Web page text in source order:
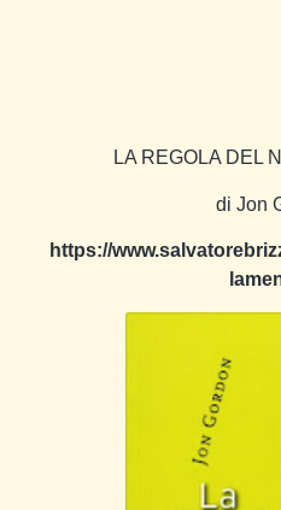
LA REGOLA DEL
di Jon
https://